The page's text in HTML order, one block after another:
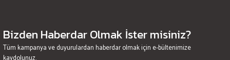
Bizden Haberdar Olmak İster misiniz?
Tüm kampanya ve duyurulardan haberdar olmak için e-bültenimize